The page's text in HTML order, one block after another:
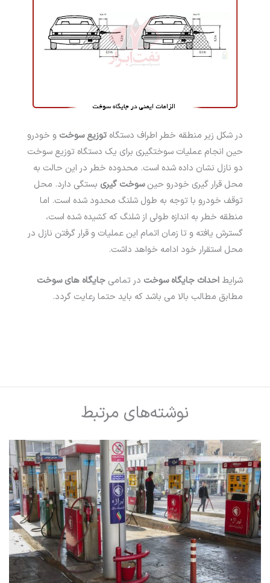
در شکل زیر منطقه خطر اطراف دستگاهتوزیع سوختو خودرو
حین انجام عملیات سوختگیری برای یک دستگاه توزیع سوخت
دو نازل نشان داده شده است. محدوده خطر در این حالت به
محل قرار گیری خودرو حینسوخت گیریبستگی دارد. محل
توقف خودرو با توجه به طول شلنگ محدود شده است. اما
منطقه خطر به اندازه طولی از شلنگ که کشیده شده است،
گسترش یافته و تا زمان اتمام این عملیات و قرار گرفتن نازل در
محل استقرار خود ادامه خواهد داشت.
شرایطاحداث جایگاه سوختدر تمامیجایگاه های سوخت
مطابق مطالب بالا می باشد که باید حتما رعایت گردد.
نوشته‌های مرتبط